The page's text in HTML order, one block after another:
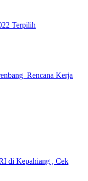
Terpilih
Rencana Kerja
di Kepahiang , Cek